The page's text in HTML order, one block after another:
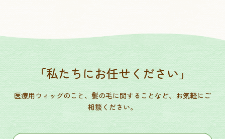
「私たちにお任せください」
医療用ウィッグのこと、髪の毛に関することなど、お気軽にご
相談ください。